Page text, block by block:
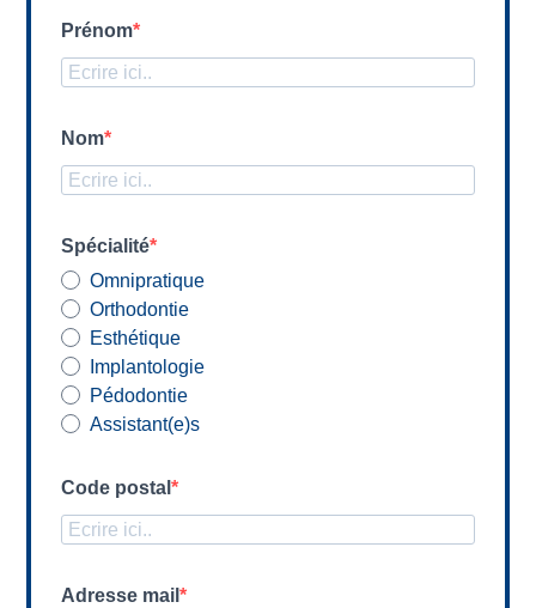
Prénom
Nom
Spécialité
Omnipratique
Orthodontie
Esthétique
Implantologie
Pédodontie
Assistant(e)s
Code postal
Adresse mail